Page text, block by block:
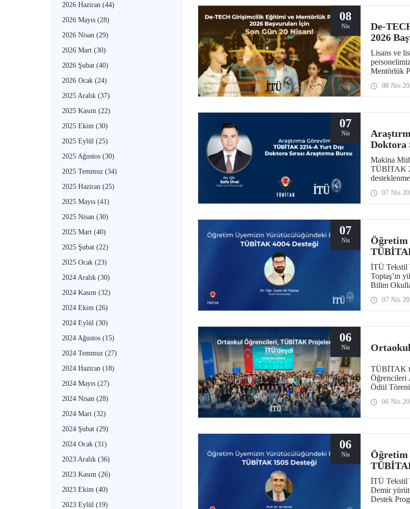
2026 Haziran (44)
2026 Mayıs (28)
2026 Nisan (29)
2026 Mart (30)
2026 Şubat (40)
2026 Ocak (24)
2025 Aralık (37)
2025 Kasım (22)
2025 Ekim (30)
2025 Eylül (25)
2025 Ağustos (30)
2025 Temmuz (34)
2025 Haziran (25)
2025 Mayıs (41)
2025 Nisan (30)
2025 Mart (40)
2025 Şubat (22)
2025 Ocak (23)
2024 Aralık (30)
2024 Kasım (32)
2024 Ekim (26)
2024 Eylül (30)
2024 Ağustos (15)
2024 Temmuz (27)
2024 Haziran (18)
2024 Mayıs (27)
2024 Nisan (28)
2024 Mart (32)
2024 Şubat (29)
2024 Ocak (31)
2023 Aralık (36)
2023 Kasım (26)
2023 Ekim (40)
2023 Eylül (19)
08
Nis
De-
2026
Lisans ve
Mentörlük
kendilerini
haline
08 Nis
07
Nis
Doktora
Makina
TÜBİTAK
07 Nis
07
Nis
Öğretim
İTÜ Tekstil
Toptaş’ın
Bilim
07 Nis
06
Nis
TÜBİTAK
Öğrencileri
Ödül
06 Nis
06
Nis
Öğretim
İTÜ Tekstil
Demir
Destek